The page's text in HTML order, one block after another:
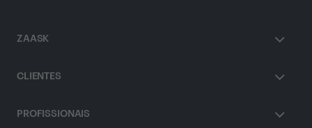
ZAASK
CLIENTES
PROFISSIONAIS